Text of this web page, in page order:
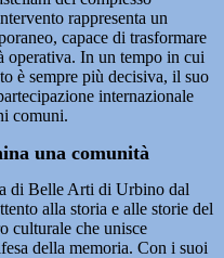
rappresenta un
capace di trasformare
operativa. In un tempo in cui
è sempre più decisiva, il suo
internazionale
comuni.
una comunità
di Belle Arti di Urbino dal
alla storia e alle storie del
culturale che unisce
della memoria. Con i suoi